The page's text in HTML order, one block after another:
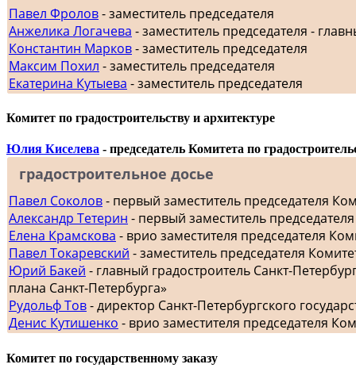
Павел Фролов- заместитель председателя
Анжелика Логачева - заместитель председателя -
Константин Марков- заместитель председателя
Максим Похил - заместитель председателя
Екатерина Кутыева - заместитель председателя
Комитет по градостроительству и архитектуре
Юлия Киселева - председатель Комитета по
градостроительное досье
Павел Соколов- первый заместитель председателя
Александр Тетерин - первый заместитель председателя
Елена Крамскова - врио заместителя председателя
Павел Токаревский - заместитель председателя
Юрий Бакей - главный градостроитель Санкт-
плана Санкт-Петербурга»
Рудольф Тов- директор Санкт-Петербургского
Денис Кутишенко - врио заместителя председателя
Комитет по государственному заказу